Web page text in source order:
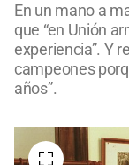
En un mano a
que “en Unión
experiencia”. Y
campeones
años”.